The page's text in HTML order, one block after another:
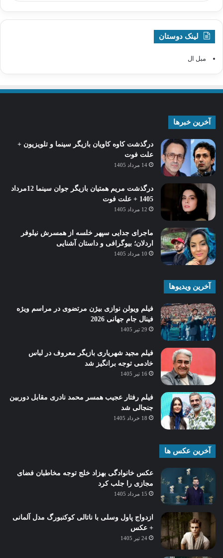
لینک دوستان
مبل ال
آخرین خبرها
درگذشت کاوه کاویان بازیگر سینما و تلویزیون +
علت فوت
14 مرداد 1405
درگذشت مریم همتیان بازیگر جوان سینما 12مرداد
1405 + علت فوت
12 مرداد 1405
ماجرای جدایی سپهر خلسه از همسرش نیلوفر
اردلان؛ بیوگرافی و داستان آشنایی
10 مرداد 1405
آخرین ویدیوها
فیلم ویولن نوازی بیژن مرتضوی در مراسم ویژه
فینال جام جهانی 2026
29 تیر 1405
فیلم مجید شهریاری بازیگر معروف در لباس
خادمی توجه برانگیز شد
16 تیر 1405
فیلم رفتار عجیب همسر محمد نادری مقابل دوربین
جنجالی شد
18 خرداد 1405
آخرین عکس ها
عکس خانوادگی بهزاد خلج توجه مخاطبان فضای
مجازی را جلب کرد
15 مرداد 1405
ازدواج پاول وسلی با ناتالی کوکنبورگ مدل آلمانی
+ عکس
24 تیر 1405